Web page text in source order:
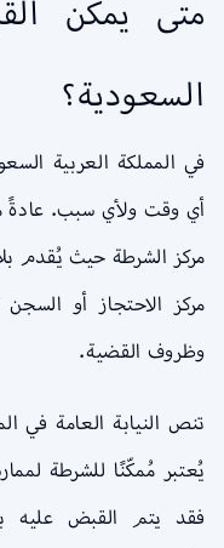
متى يمكن
السعودية؟
في المملكة العربية
أي وقت ولأي سبب. عادةً
مركز الشرطة حيث يُقدم
مركز الاحتجاز أو السجن
وظروف القضية.
تنص النيابة العامة في
يُعتبر مُمكّنًا للشرطة
فقد يتم القبض عليه